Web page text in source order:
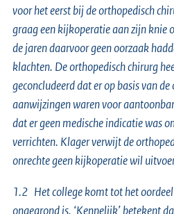
voor het eerst bij de orthopedisch
graag een kijkoperatie aan zijn knie
de jaren daarvoor geen oorzaak
klachten. De orthopedisch chirurg
geconcludeerd dat er op basis van de
aanwijzingen waren voor
dat er geen medische indicatie was
verrichten. Klager verwijt de
onrechte geen kijkoperatie wil
1.2 Het college komt tot het
ongegrond is. ‘Kennelijk’ betekent